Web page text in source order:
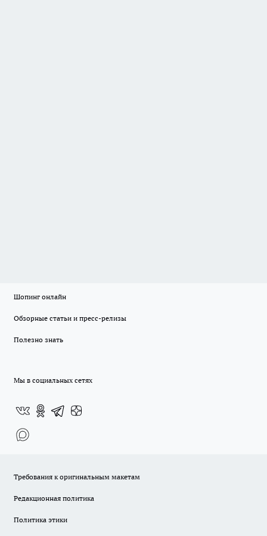
Шопинг онлайн
Обзорные статьи и пресс-релизы
Полезно знать
Мы в социальных сетях
Требования к оригинальным макетам
Редакционная политика
Политика этики